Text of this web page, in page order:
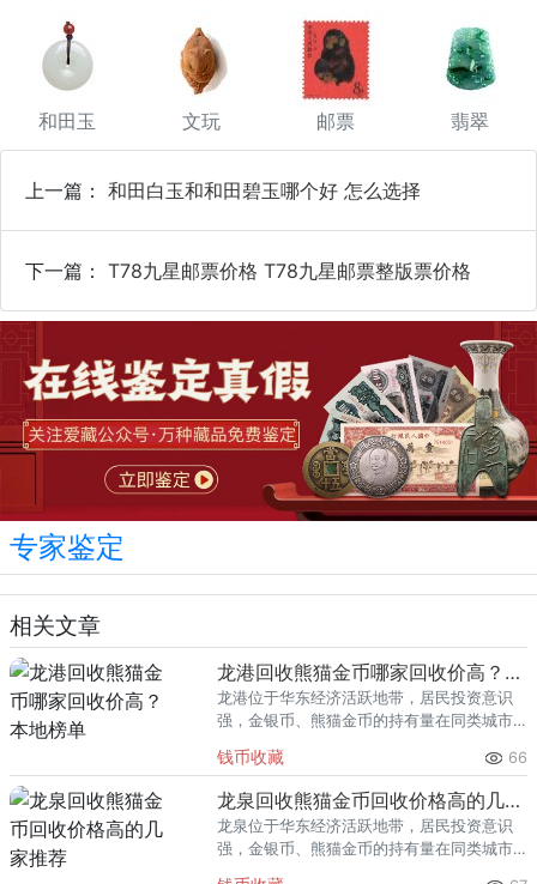
和田玉 文玩 邮票 翡翠
上一篇： 和田白玉和和田碧玉哪个好 怎么选择
下一篇： T78九星邮票价格 T78九星邮票整版票价格
专家鉴定
相关文章
龙港回收熊猫金币哪家回收价高？本地榜单
龙港位于华东经济活跃地带，居民投资意识
强，金银币、熊猫金币的持有量在同类城市
熊猫金币的需求就明显升温，但鱼龙混杂的
回收渠道里，能精准识别版别溢
钱币收藏 66
龙泉回收熊猫金币回收价格高的几家推荐
龙泉位于华东经济活跃地带，居民投资意识
强，金银币、熊猫金币的持有量在同类城市